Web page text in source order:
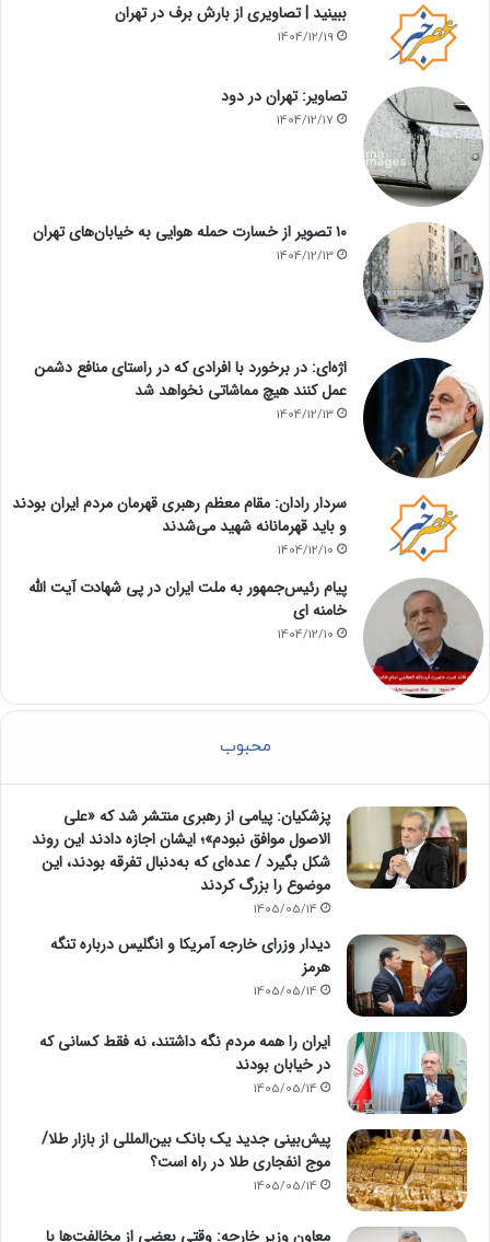
ببینید | تصاویری از بارش برف در تهران
1404/12/19
تصاویر: تهران در دود
1404/12/17
۱۰ تصویر از خسارت حمله هوایی به خیابان‌های تهران
1404/12/13
اژه‌ای: در برخورد با افرادی که در راستای منافع دشمن
عمل کنند هیچ مماشاتی نخواهد شد
1404/12/13
سردار رادان: مقام معظم رهبری قهرمان مردم ایران بودند
و باید قهرمانانه شهید می‌شدند
1404/12/10
پیام رئیس‌جمهور به ملت ایران در پی شهادت آیت الله
خامنه ای
1404/12/10
محبوب
پزشکیان: پیامی از رهبری منتشر شد که «علی
الاصول موافق نبودم»؛ ایشان اجازه دادند این روند
شکل بگیرد / عده‌ای که به‌دنبال تفرقه بودند، این
موضوع را بزرگ کردند
1405/05/14
دیدار وزرای خارجه آمریکا و انگلیس درباره تنگه
هرمز
1405/05/14
ایران را همه مردم نگه داشتند، نه فقط کسانی که
در خیابان بودند
1405/05/14
پیش‌بینی جدید یک بانک بین‌المللی از بازار طلا/
موج انفجاری طلا در راه است؟
1405/05/14
معاون وزیر خارجه: وقتی بعضی از مخالفت‌ها با